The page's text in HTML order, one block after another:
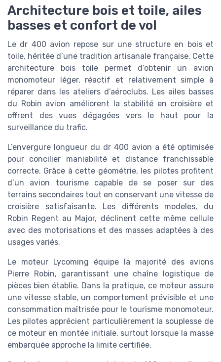
Architecture bois et toile, ailes
basses et confort de vol
Le dr 400 avion repose sur une structure en bois et
toile, héritée d’une tradition artisanale française. Cette
architecture bois toile permet d’obtenir un avion
monomoteur léger, réactif et relativement simple à
réparer dans les ateliers d’aéroclubs. Les ailes basses
du Robin avion améliorent la stabilité en croisière et
offrent des vues dégagées vers le haut pour la
surveillance du trafic.
L’envergure longueur du dr 400 avion a été optimisée
pour concilier maniabilité et distance franchissable
correcte. Grâce à cette géométrie, les pilotes profitent
d’un avion tourisme capable de se poser sur des
terrains secondaires tout en conservant une vitesse de
croisière satisfaisante. Les différents modeles, du
Robin Regent au Major, déclinent cette même cellule
avec des motorisations et des masses adaptées à des
usages variés.
Le moteur Lycoming équipe la majorité des avions
Pierre Robin, garantissant une chaîne logistique de
pièces bien établie. Dans la pratique, ce moteur assure
une vitesse stable, un comportement prévisible et une
consommation maîtrisée pour le tourisme monomoteur.
Les pilotes apprécient particulièrement la souplesse de
ce moteur en montée initiale, surtout lorsque la masse
embarquée approche la limite certifiée.